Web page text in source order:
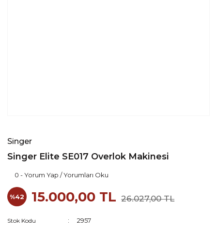
Singer
Singer Elite SE017 Overlok Makinesi
0 - Yorum Yap / Yorumları Oku
%42 15.000,00 TL 26.027,00 TL
Stok Kodu 2957